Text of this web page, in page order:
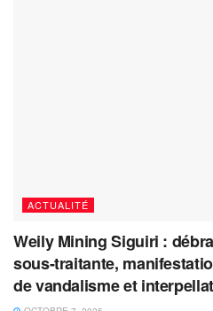
ACTUALITÉ
Weily Mining Siguiri :
sous-traitante,
de vandalisme et